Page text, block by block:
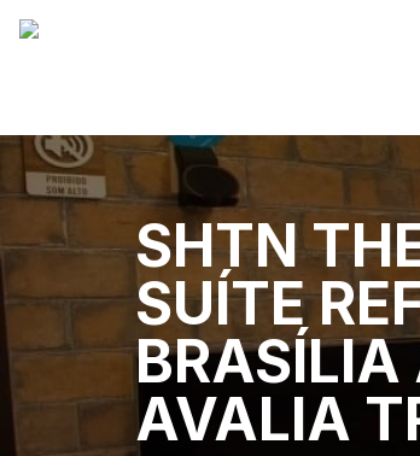
SHTN
SUÍTE
BRASÍLIA
AVALIA